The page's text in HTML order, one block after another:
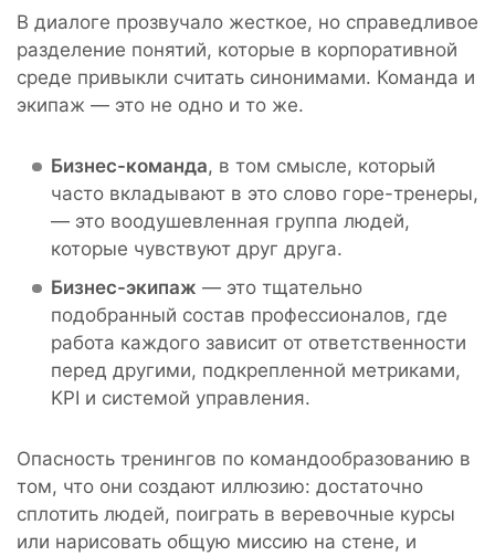
В диалоге прозвучало жесткое, но справедливое
разделение понятий, которые в корпоративной
среде привыкли считать синонимами. Команда и
экипаж — это не одно и то же.
Бизнес-команда, в том смысле, который
часто вкладывают в это слово горе-тренеры,
— это воодушевленная группа людей,
которые чувствуют друг друга.
Бизнес-экипаж — это тщательно
подобранный состав профессионалов, где
работа каждого зависит от ответственности
перед другими, подкрепленной метриками,
KPI и системой управления.
Опасность тренингов по командообразованию в
том, что они создают иллюзию: достаточно
сплотить людей, поиграть в веревочные курсы
или нарисовать общую миссию на стене, и